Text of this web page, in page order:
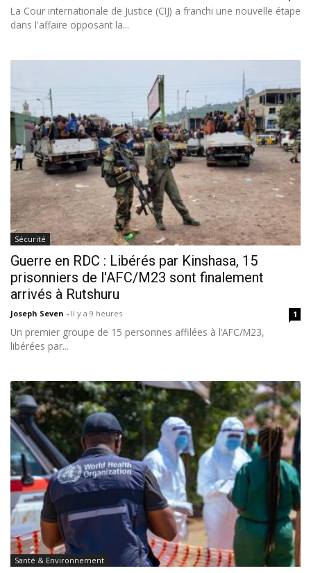
La Cour internationale de Justice (CIJ) a franchi une nouvelle étape
dans l'affaire opposant la...
Sécurité
Guerre en RDC : Libérés par Kinshasa, 15
prisonniers de l'AFC/M23 sont finalement
arrivés à Rutshuru
Joseph Seven - Il y a 9 heures 1
Un premier groupe de 15 personnes affilées à l’AFC/M23,
libérées par...
Santé & Environnement